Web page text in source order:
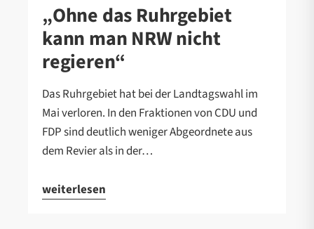
„Ohne das Ruhrgebiet
kann man NRW nicht
regieren“
Das Ruhrgebiet hat bei der Landtagswahl im
Mai verloren. In den Fraktionen von CDU und
FDP sind deutlich weniger Abgeordnete aus
dem Revier als in der…
weiterlesen